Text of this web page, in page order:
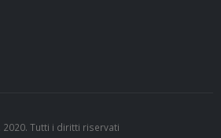
2020. Tutti i diritti riservati